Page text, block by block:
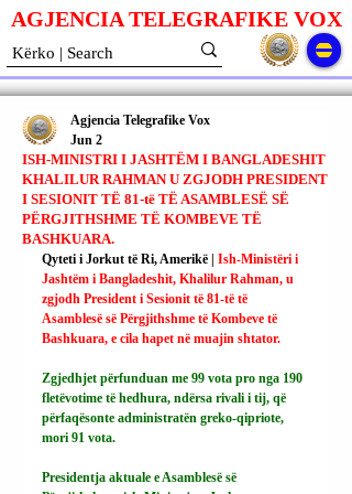
AGJENCIA TELEGRAFIKE VOX
ISH-MINISTRI I JASHTËM I BANGLADESHIT
KHALILUR RAHMAN U ZGJODH PRESIDENT
I SESIONIT TË 81-të TË ASAMBLESË SË
PËRGJITHSHME TË KOMBEVE TË
BASHKUARA.
Agjencia Telegrafike Vox
Jun 2
Qyteti i Jorkut të Ri, Amerikë | Ish-Ministëri i
Jashtëm i Bangladeshit, Khalilur Rahman, u
zgjodh President i Sesionit të 81-të të
Asamblesë së Përgjithshme të Kombeve të
Bashkuara, e cila hapet në muajin shtator.
Zgjedhjet përfunduan me 99 vota pro nga 190
fletëvotime të hedhura, ndërsa rivali i tij, që
përfaqësonte administratën greko-qipriote,
mori 91 vota.
Presidentja aktuale e Asamblesë së